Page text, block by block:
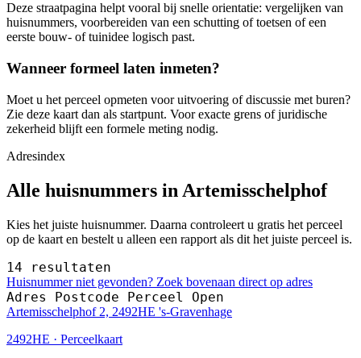
Deze straatpagina helpt vooral bij snelle orientatie: vergelijken van
huisnummers, voorbereiden van een schutting of toetsen of een
eerste bouw- of tuinidee logisch past.
Wanneer formeel laten inmeten?
Moet u het perceel opmeten voor uitvoering of discussie met buren?
Zie deze kaart dan als startpunt. Voor exacte grens of juridische
zekerheid blijft een formele meting nodig.
Adresindex
Alle huisnummers in Artemisschelphof
Kies het juiste huisnummer. Daarna controleert u gratis het perceel
op de kaart en bestelt u alleen een rapport als dit het juiste perceel is.
14 resultaten
Huisnummer niet gevonden? Zoek bovenaan direct op adres
Adres Postcode Perceel Open
Artemisschelphof 2, 2492HE 's-Gravenhage
2492HE · Perceelkaart